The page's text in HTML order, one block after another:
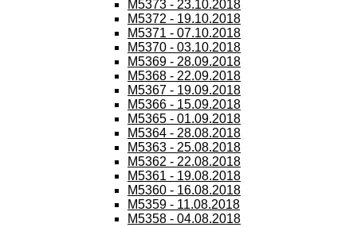
M5373 - 23.10.2018
M5372 - 19.10.2018
M5371 - 07.10.2018
M5370 - 03.10.2018
M5369 - 28.09.2018
M5368 - 22.09.2018
M5367 - 19.09.2018
M5366 - 15.09.2018
M5365 - 01.09.2018
M5364 - 28.08.2018
M5363 - 25.08.2018
M5362 - 22.08.2018
M5361 - 19.08.2018
M5360 - 16.08.2018
M5359 - 11.08.2018
M5358 - 04.08.2018